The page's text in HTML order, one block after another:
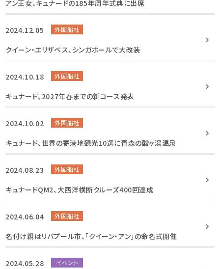
アン王女、キュナードの185年周年式典に出席
2024.12.05 外国船社
クイーン・エリザベス、シンガポールで大改装
2024.10.18 外国船社
キュナード、2027年春までの新コース発表
2024.10.02 外国船社
キュナード、世界の寄港地観光10選に青森の酸ヶ湯温泉
2024.08.23 外国船社
キュナードQM2、大西洋横断クルーズ400回達成
2024.06.04 外国船社
名付け親はリバプール市、「クイーン・アン」の命名式開催
2024.05.28 イベント